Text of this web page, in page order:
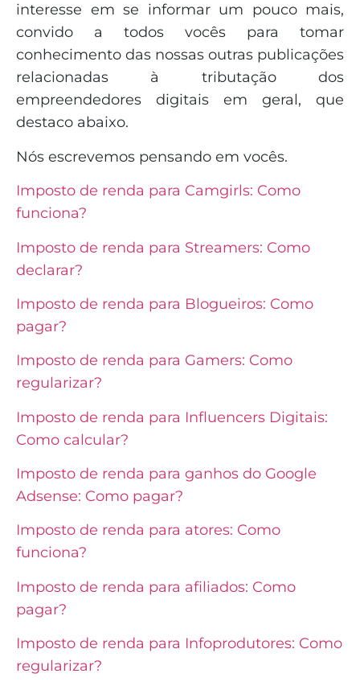
interesse em se informar um pouco mais,
convido a todos vocês para tomar
conhecimento das nossas outras publicações
relacionadas à tributação dos
empreendedores digitais em geral, que
destaco abaixo.
Nós escrevemos pensando em vocês.
Imposto de renda para Camgirls: Como
funciona?
Imposto de renda para Streamers: Como
declarar?
Imposto de renda para Blogueiros: Como
pagar?
Imposto de renda para Gamers: Como
regularizar?
Imposto de renda para Influencers Digitais:
Como calcular?
Imposto de renda para ganhos do Google
Adsense: Como pagar?
Imposto de renda para atores: Como
funciona?
Imposto de renda para afiliados: Como
pagar?
Imposto de renda para Infoprodutores: Como
regularizar?